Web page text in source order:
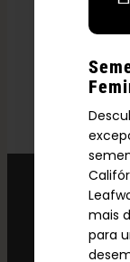
mais
para